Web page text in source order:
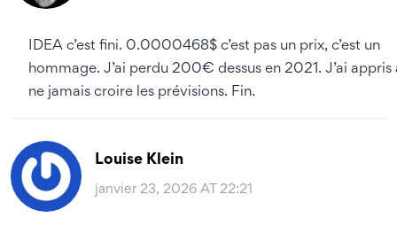
IDEA c’est fini. 0.0000468$ c’est pas un prix, c’est un
hommage. J’ai perdu 200€ dessus en 2021. J’ai appris
ne jamais croire les prévisions. Fin.
Louise Klein
janvier 23, 2026 AT 22:21